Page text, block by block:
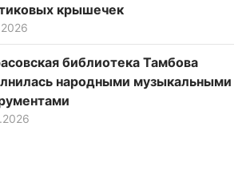
крышечек
библиотека Тамбова
народными музыкальными